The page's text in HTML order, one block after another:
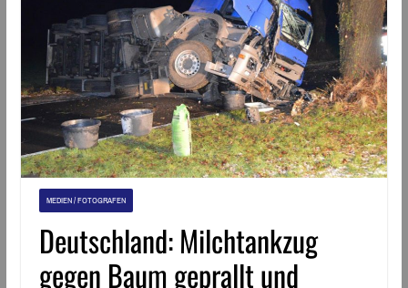
MEDIEN / FOTOGRAFEN
Deutschland: Milchtankzug
gegen Baum geprallt und